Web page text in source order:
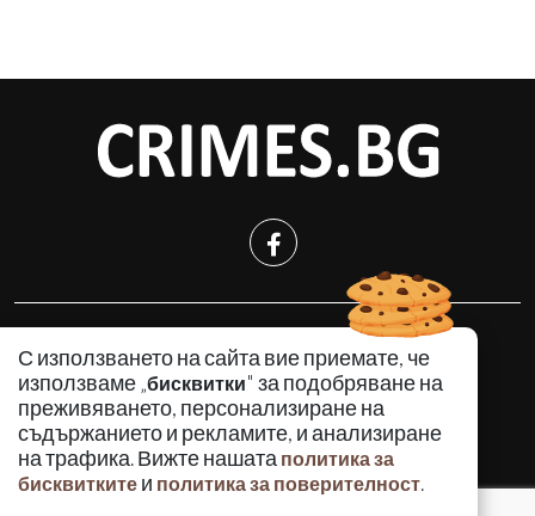
С използването на сайта вие приемате, че
използваме „бисквитки" за подобряване на
преживяването, персонализиране на
съдържанието и рекламите, и анализиране
на трафика. Вижте нашата политика за
бисквитките и политика за поверителност.
ИНЦИДЕНТИ
АНАЛИЗИ
ПО СВЕТА
ВОДЕЩИ ТЕМИ